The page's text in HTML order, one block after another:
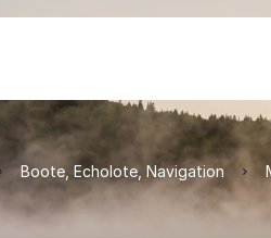
Boote, Echolote, Navigation